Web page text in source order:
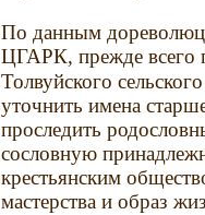
По данным
ЦГАРК, прежде всего
Толвуйского
уточнить имена
проследить
сословную
крестьянским
мастерства и образ